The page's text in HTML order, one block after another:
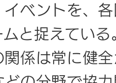
ベントを、
と捉えてい
係は常に健